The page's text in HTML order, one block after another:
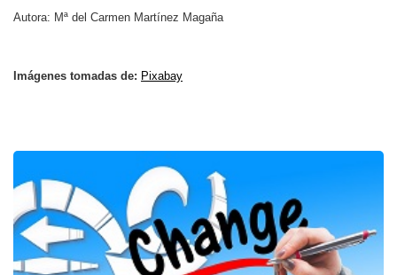
Autora: Mª del Carmen Martínez Magaña
Imágenes tomadas de: Pixabay